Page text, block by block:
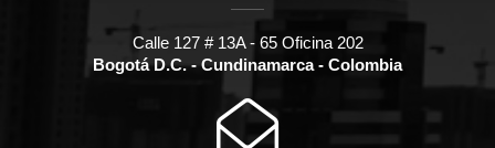
Calle 127 # 13A - 65 Oficina 202
Bogotá D.C. - Cundinamarca - Colombia